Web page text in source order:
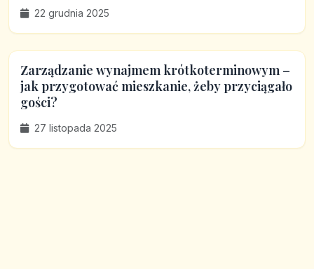
22 grudnia 2025
Zarządzanie wynajmem krótkoterminowym –
jak przygotować mieszkanie, żeby przyciągało
gości?
27 listopada 2025